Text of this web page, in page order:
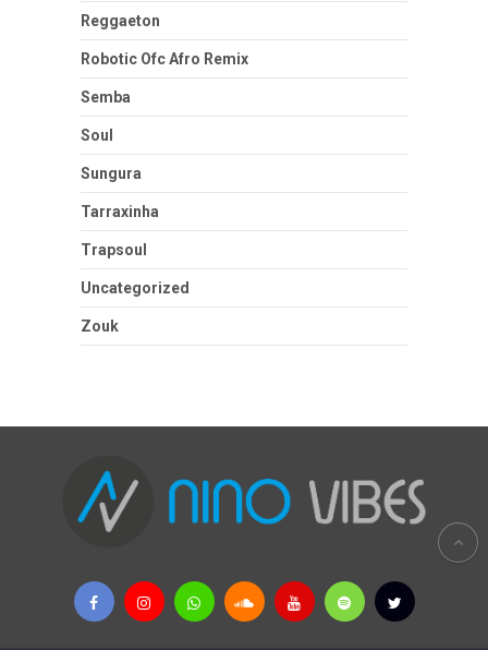
Reggaeton
Robotic Ofc Afro Remix
Semba
Soul
Sungura
Tarraxinha
Trapsoul
Uncategorized
Zouk